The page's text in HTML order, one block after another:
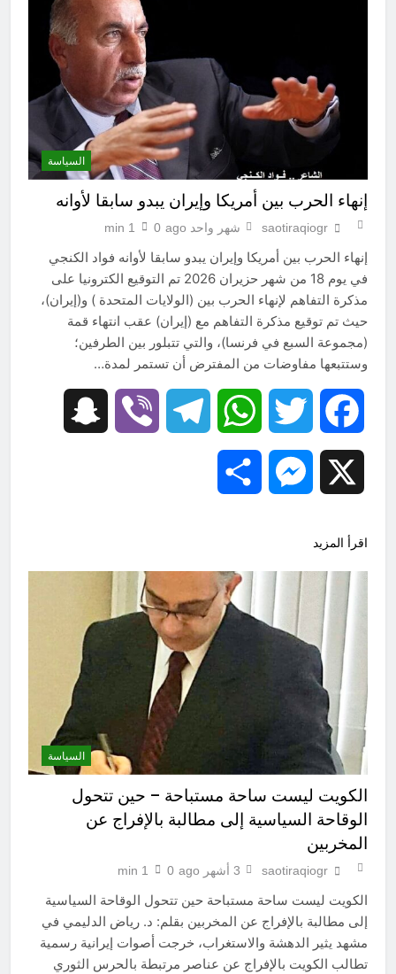
السياسة
إنهاء الحرب بين أمريكا وإيران يبدو سابقا لأوانه
saotiraqiogr شهر واحد ago 0
1 min
إنهاء الحرب بين أمريكا وإيران يبدو سابقا لأوانه فواد الكنجي
في يوم 18 من شهر حزيران 2026 تم التوقيع الكترونيا على
مذكرة التفاهم لإنهاء الحرب بين (الولايات المتحدة ) و(إيران)،
حيث تم توقيع مذكرة التفاهم مع (إيران) عقب انتهاء قمة
(مجموعة السبع في فرنسا)، والتي تتبلور بين الطرفين؛
وستتبعها مفاوضات من المفترض أن تستمر لمدة…
Facebook
Twitter
WhatsApp
Telegram
Viber
Messenger
اقرأ المزيد
السياسة
الكويت ليست ساحة مستباحة – حين تتحول
الوقاحة السياسية إلى مطالبة بالإفراج عن
المخربين
saotiraqiogr 3 أشهر ago 0
1 min
الكويت ليست ساحة مستباحة حين تتحول الوقاحة السياسية
إلى مطالبة بالإفراج عن المخربين بقلم: د. رياض الدليمي في
مشهد يثير الدهشة والاستغراب، خرجت أصوات إيرانية رسمية
تطالب الكويت بالإفراج عن عناصر مرتبطة بالحرس الثوري